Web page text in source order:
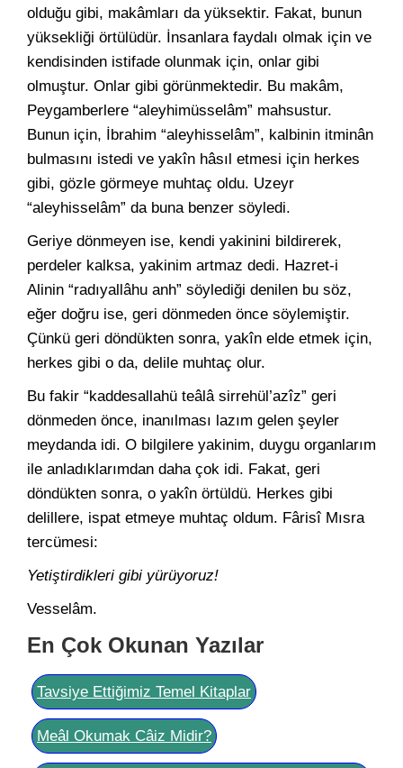
olduğu gibi, makâmları da yüksektir. Fakat, bunun
yüksekliği örtülüdür. İnsanlara faydalı olmak için ve
kendisinden istifade olunmak için, onlar gibi
olmuştur. Onlar gibi görünmektedir. Bu makâm,
Peygamberlere “aleyhimüsselâm” mahsustur.
Bunun için, İbrahim “aleyhisselâm”, kalbinin itminân
bulmasını istedi ve yakîn hâsıl etmesi için herkes
gibi, gözle görmeye muhtaç oldu. Uzeyr
“aleyhisselâm” da buna benzer söyledi.
Geriye dönmeyen ise, kendi yakinini bildirerek,
perdeler kalksa, yakinim artmaz dedi. Hazret-i
Alinin “radıyallâhu anh” söylediği denilen bu söz,
eğer doğru ise, geri dönmeden önce söylemiştir.
Çünkü geri döndükten sonra, yakîn elde etmek için,
herkes gibi o da, delile muhtaç olur.
Bu fakir “kaddesallahü teâlâ sirrehül’azîz” geri
dönmeden önce, inanılması lazım gelen şeyler
meydanda idi. O bilgilere yakinim, duygu organlarım
ile anladıklarımdan daha çok idi. Fakat, geri
döndükten sonra, o yakîn örtüldü. Herkes gibi
delillere, ispat etmeye muhtaç oldum. Fârisî Mısra
tercümesi:
Yetiştirdikleri gibi yürüyoruz!
Vesselâm.
En Çok Okunan Yazılar
Tavsiye Ettiğimiz Temel Kitaplar
Meâl Okumak Câiz Midir?